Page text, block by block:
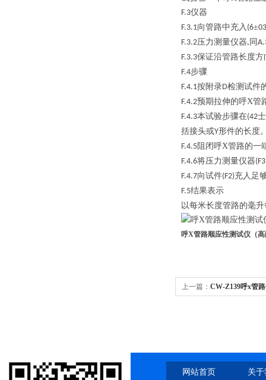
F.3仪器
F.3.1向管路中充入 (6±
F.3.2压力测量仪器, 同
F.3.3保证沿管路长度
F.4步骤
F.4.1按附录D检测试件
F.4.2预期拉伸的呼X管
F.4.3本试验步骤在(42士
括接头或Y形件的长度
F.4.5阻闭呼X管路的一
F.4.6将压力测量仪器
F.4.7向试件(F2)充人足
F.5结果表示
以每米长度管路的毫
呼X管路顺应性测试仪（
上一篇： CW-Z139呼x管
网站首页 关